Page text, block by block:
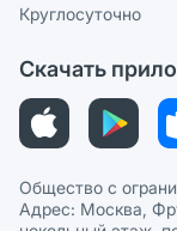
Политика
Этика и
Политика в
Круглосуточно
Скачать
Общество с
Адрес: Москва,